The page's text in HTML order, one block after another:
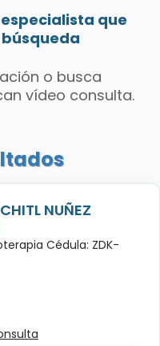
que
o busca
vídeo consulta.
NUÑEZ
Cédula: ZDK-